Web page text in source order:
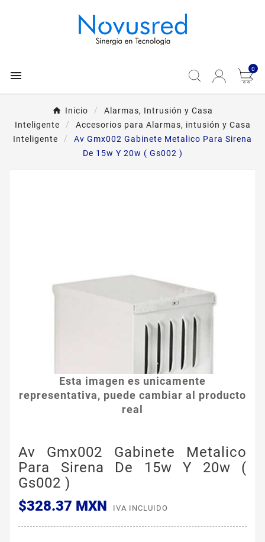
 0
Inicio
Alarmas, Intrusión y Casa
Inteligente
Accesorios para Alarmas, intusión y Casa
Inteligente
Av Gmx002 Gabinete Metalico Para Sirena
De 15w Y 20w ( Gs002 )
Esta imagen es unicamente
representativa, puede cambiar al producto
real
Av Gmx002 Gabinete Metalico
Para Sirena De 15w Y 20w (
Gs002 )
$328.37 MXN
IVA INCLUIDO